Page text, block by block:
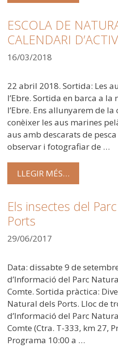
ESCOLA DE
CALENDARI
16/03/2018
22 abril 2018. Sortida: Les
l’Ebre. Sortida en barca a
l’Ebre. Ens allunyarem de
conèixer les aus marines
aus amb descarats de pesca
observar i fotografiar de …
LLEGIR MÉS…
Els insectes del
Ports
29/06/2017
Data: dissabte 9 de
d’Informació del Parc
Comte. Sortida pràctica:
Natural dels Ports. Lloc de
d’Informació del Parc
Comte (Ctra. T-333, km 27,
Programa 10:00 a …